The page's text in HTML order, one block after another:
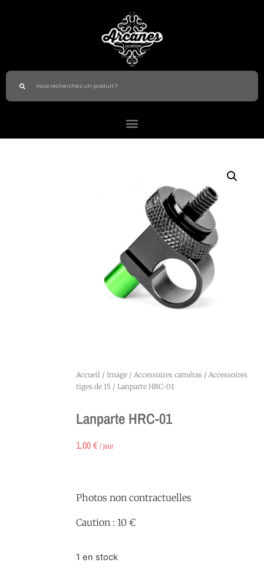
Accueil / Image / Accessoires caméras / Accessoires
tiges de 15 / Lanparte HRC-01
Lanparte HRC-01
1,00€ / jour
Photos non contractuelles
Caution : 10 €
1 en stock